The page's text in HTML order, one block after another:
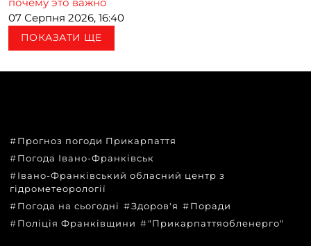
07 Серпня 2026, 16:40
ПОКАЗАТИ ЩЕ
Прогноз погоди Прикарпаття
Погода Івано-Франківськ
Івано-Франківський обласний центр з
гідрометеорології
Погода на сьогодні
Здоров'я
Поради
Поліція Франківщини
"Прикарпаттяобленерго"